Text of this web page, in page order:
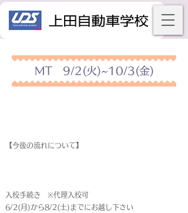
MT 9/2(火)~10/3(金)
【今後の流れについて】
入校手続き ※代理入校可
6/2(月)から8/2(土)までにお越し下さい